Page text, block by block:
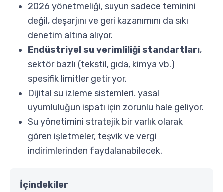
2026 yönetmeliği, suyun sadece teminini
değil, deşarjını ve geri kazanımını da sıkı
denetim altına alıyor.
Endüstriyel su verimliliği standartları,
sektör bazlı (tekstil, gıda, kimya vb.)
spesifik limitler getiriyor.
Dijital su izleme sistemleri, yasal
uyumluluğun ispatı için zorunlu hale geliyor.
Su yönetimini stratejik bir varlık olarak
gören işletmeler, teşvik ve vergi
indirimlerinden faydalanabilecek.
İçindekiler